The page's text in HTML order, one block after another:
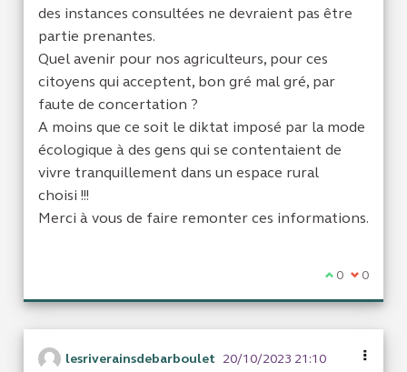
des instances consultées ne devraient pas être
partie prenantes.
Quel avenir pour nos agriculteurs, pour ces
citoyens qui acceptent, bon gré mal gré, par
faute de concertation ?
A moins que ce soit le diktat imposé par la mode
écologique à des gens qui se contentaient de
vivre tranquillement dans un espace rural
choisi !!!
Merci à vous de faire remonter ces informations.
Je suis
0 Je ne
0
lesriverainsdebarboulet 20/10/2023 21:10